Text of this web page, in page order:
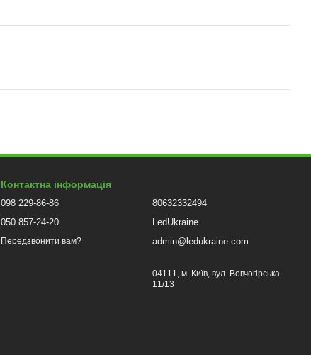
Контактна інформація
098 229-86-86
050 857-24-20
Передзвонити вам?
80632332494
LedUkraine
admin@ledukraine.com
04111, м. Київ, вул. Вовчогірська
11/13